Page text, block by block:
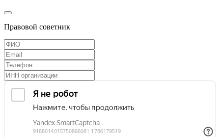
Правовой советник